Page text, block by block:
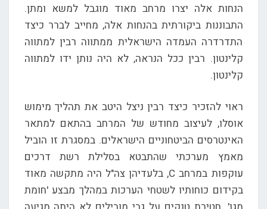
הנחות אלה יצרו מרחב מאוד מוגבל למשא ומתן.
התבוננות ביקורתית בהנחות אלה, מחייב לברר כיצד
התדרדרה העמדה הישראלית ממתווה רבין למתווה
קלינטון. רבין ככל הנראה, לא היה נותן ידו למתווה
קלינטון.
ראוי להזכיר כיצד רבין ניצל היטב את תהליך מימוש
אוסלו, לעיצוב מחודש של המרחב בהתאם למתאר
האינטרסים הביטחוניים הישראלים. במסגרת זו הוביל
מאמץ מערכתי שהתבטא בסלילת רשת דרכים
עוקפות במרחב C, בלעדיהן צה"ל היה מתקשה מאוד
בקידום כוחותיו לשטחי הערכות במהלך מבצע 'חומת